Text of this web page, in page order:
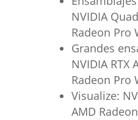
NVIDIA
Radeon Pro
Grandes
NVIDIA RTX
Radeon Pro
Visualize:
AMD